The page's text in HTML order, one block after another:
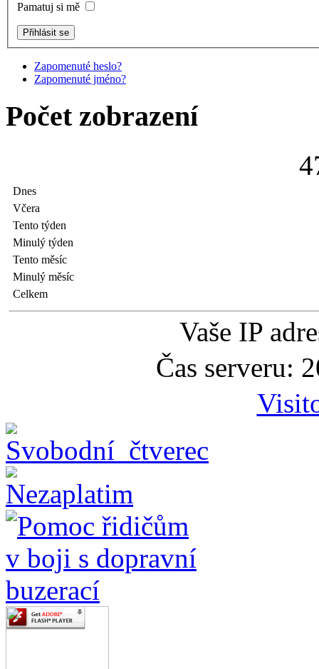
Pamatuj si mě
Zapomenuté heslo?
Zapomenuté jméno?
Počet zobrazení
4
Dnes
Včera
Tento týden
Minulý týden
Tento měsíc
Minulý měsíc
Celkem
Vaše IP
Čas serveru: